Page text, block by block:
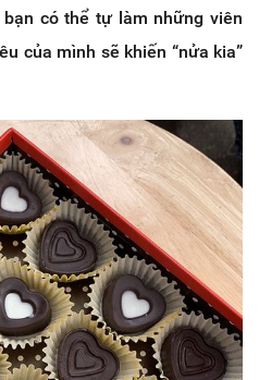
có thể tự làm những viên
của mình sẽ khiến “nửa kia”